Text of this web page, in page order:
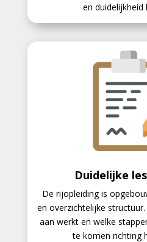
en duidelijkheid
Duidelijke
De rijopleiding is
en overzichtelijke
aan werkt en welke
te komen richting